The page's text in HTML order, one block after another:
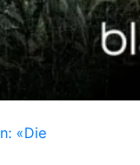
«Die